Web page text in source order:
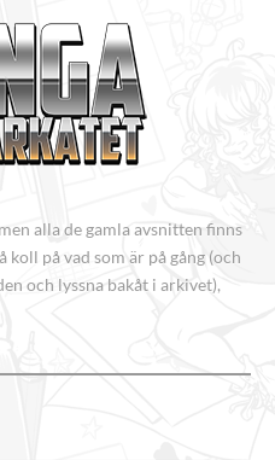
alla de gamla avsnitten finns
på vad som är på gång (och
och lyssna bakåt i arkivet),